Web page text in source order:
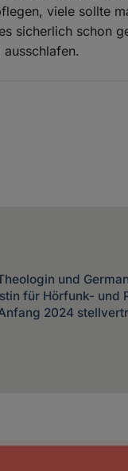
viele sollte
sicherlich schon
und
für Hörfunk- und
2024